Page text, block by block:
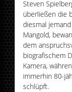
Steven
überließen die
diesmal
Mangold,
dem
biografischem
Kamera,
immerhin 80-
schlüpft.